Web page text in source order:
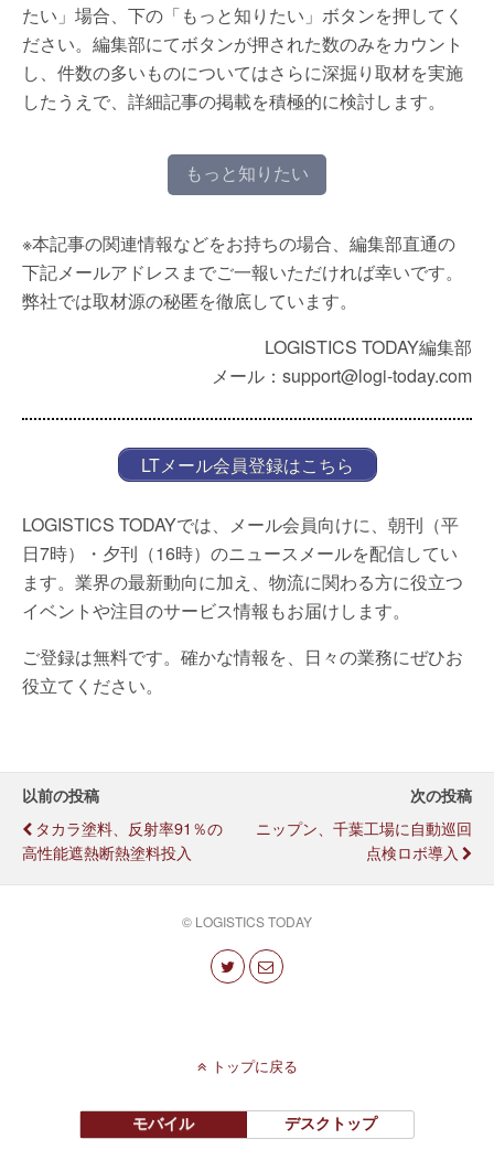
たい」場合、下の「もっと知りたい」ボタンを押してく
ださい。編集部にてボタンが押された数のみをカウント
し、件数の多いものについてはさらに深掘り取材を実施
したうえで、詳細記事の掲載を積極的に検討します。
もっと知りたい
※本記事の関連情報などをお持ちの場合、編集部直通の
下記メールアドレスまでご一報いただければ幸いです。
弊社では取材源の秘匿を徹底しています。
LOGISTICS TODAY編集部
メール：support@logi-today.com
LTメール会員登録はこちら
LOGISTICS TODAYでは、メール会員向けに、朝刊（平
日7時）・夕刊（16時）のニュースメールを配信してい
ます。業界の最新動向に加え、物流に関わる方に役立つ
イベントや注目のサービス情報もお届けします。
ご登録は無料です。確かな情報を、日々の業務にぜひお
役立てください。
以前の投稿
タカラ塗料、反射率91％の
高性能遮熱断熱塗料投入
次の投稿
ニップン、千葉工場に自動巡回
点検ロボ導入
© LOGISTICS TODAY
トップに戻る
モバイル デスクトップ